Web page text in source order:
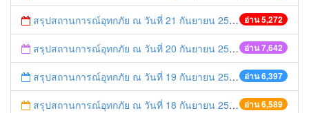
อ่าน 5,272
สรุปสถานการณ์อุทกภัย ณ วันที่ 21 กันยายน 2557
อ่าน 7,642
สรุปสถานการณ์อุทกภัย ณ วันที่ 20 กันยายน 2557
อ่าน 6,397
สรุปสถานการณ์อุทกภัย ณ วันที่ 19 กันยายน 2557
อ่าน 6,589
สรุปสถานการณ์อุทกภัย ณ วันที่ 18 กันยายน 2557